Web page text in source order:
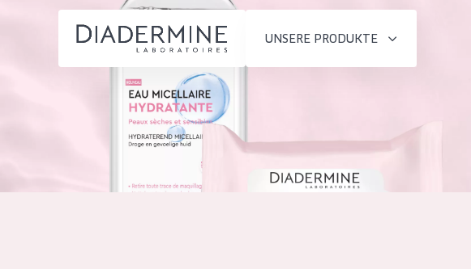
UNSERE PRODUKTE
PRODUKTTYP
Feuchtigkeit und
Tagescreme
Nachtcreme